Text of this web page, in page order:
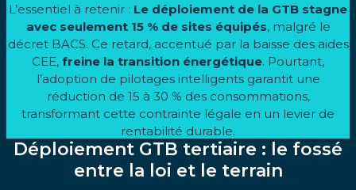
L’essentiel à retenir : Le déploiement de la GTB stagne
avec seulement 15 % de sites équipés, malgré le
décret BACS. Ce retard, accentué par la baisse des aides
CEE, freine la transition énergétique. Pourtant,
l’adoption de pilotages intelligents garantit une
réduction de 15 à 30 % des consommations,
transformant cette contrainte légale en un levier de
rentabilité durable.
Déploiement GTB tertiaire : le fossé
entre la loi et le terrain